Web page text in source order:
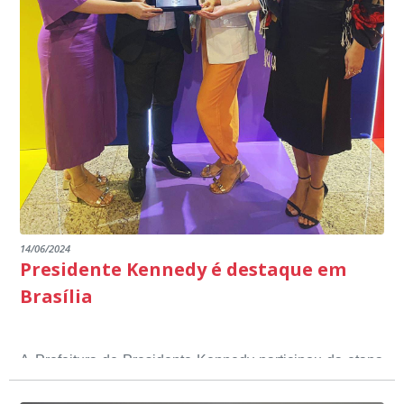
14/06/2024
Presidente Kennedy é destaque em
Brasília
A Prefeitura de Presidente Kennedy participou da etapa
nacional do 12º Prêmio Sebrae Prefeitura